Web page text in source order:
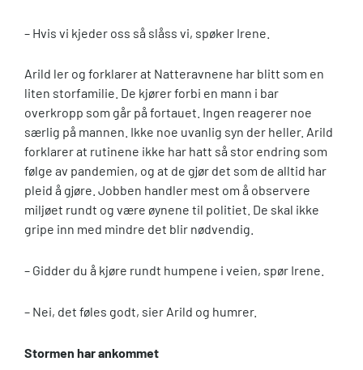
– Hvis vi kjeder oss så slåss vi, spøker Irene.
Arild ler og forklarer at Natteravnene har blitt som en
liten storfamilie. De kjører forbi en mann i bar
overkropp som går på fortauet. Ingen reagerer noe
særlig på mannen. Ikke noe uvanlig syn der heller. Arild
forklarer at rutinene ikke har hatt så stor endring som
følge av pandemien, og at de gjør det som de alltid har
pleid å gjøre. Jobben handler mest om å observere
miljøet rundt og være øynene til politiet. De skal ikke
gripe inn med mindre det blir nødvendig.
– Gidder du å kjøre rundt humpene i veien, spør Irene.
– Nei, det føles godt, sier Arild og humrer.
Stormen har ankommet